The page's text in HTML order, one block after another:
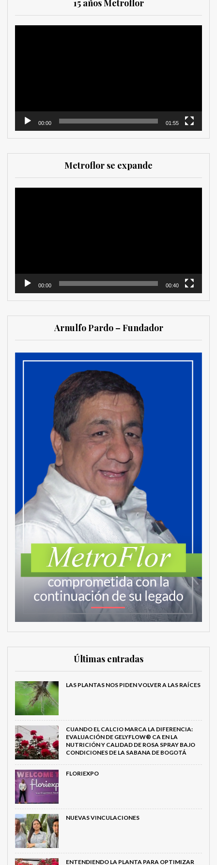
15 años Metroflor
00:00 01:55
Metroflor se expande
00:00 00:40
Arnulfo Pardo – Fundador
Últimas entradas
LAS PLANTAS NOS PIDEN VOLVER A LAS RAÍCES
CUANDO EL CALCIO MARCA LA DIFERENCIA:
EVALUACIÓN DE GELYFLOW® CA EN LA
NUTRICIÓN Y CALIDAD DE ROSA SPRAY BAJO
CONDICIONES DE LA SABANA DE BOGOTÁ
FLORIEXPO
NUEVAS VINCULACIONES
ENTENDIENDO LA PLANTA PARA OPTIMIZAR